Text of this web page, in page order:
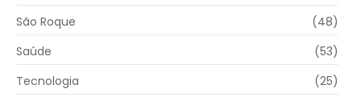
São Roque
(48)
Saúde
(53)
Tecnologia
(25)